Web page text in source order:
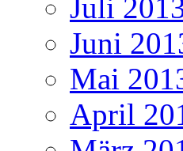
Juli
Juni
Mai
April